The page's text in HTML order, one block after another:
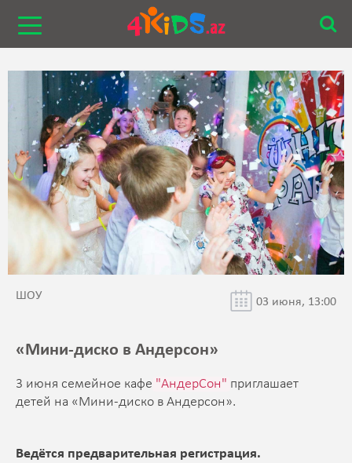
ШОУ 03 июня, 13:00
«Мини-диско в Андерсон»
3 июня семейное кафе "АндерСон" приглашает
детей на «Мини-диско в Андерсон».
Ведётся предварительная регистрация.